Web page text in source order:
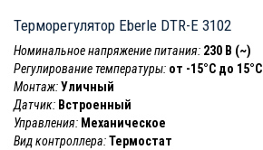
Терморегулятор Eberle DTR-E 3102
Номинальное напряжение питания: 230 В (~)
Регулирование температуры: от -15°C до 15°C
Монтаж:Уличный
Датчик: Встроенный
Управления: Механическое
Вид контроллера:Термостат